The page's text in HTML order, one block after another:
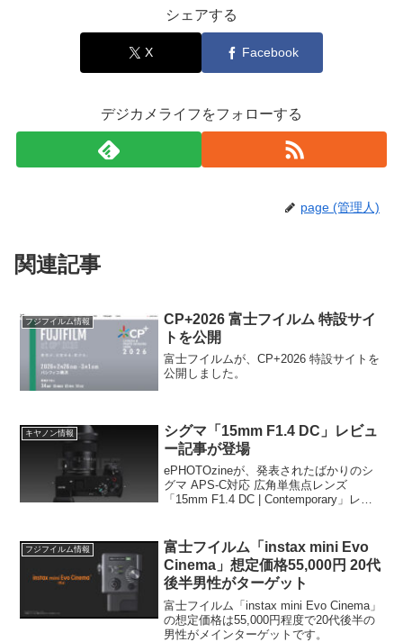
シェアする
X Facebook
デジカメライフをフォローする
page (管理人)
関連記事
フジフイルム情報
CP+2026 富士フイルム 特設サイ
トを公開
富士フイルムが、CP+2026 特設サイトを
公開しました。
キヤノン情報
シグマ「15mm F1.4 DC」レビュ
ー記事が登場
ePHOTOzineが、発表されたばかりのシ
グマ APS-C対応 広角単焦点レンズ
「15mm F1.4 DC | Contemporary」レビ
マウントを用意。
フジフイルム情報
富士フイルム「instax mini Evo
Cinema」想定価格55,000円 20代
後半男性がターゲット
富士フイルム「instax mini Evo Cinema」
の想定価格は55,000円程度で20代後半の
男性がメインターゲットです。